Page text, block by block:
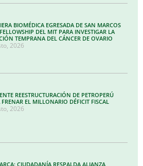
BIOMÉDICA EGRESADA DE SAN MARCOS
DEL MIT PARA INVESTIGAR LA
TEMPRANA DEL CÁNCER DE OVARIO
2026
REESTRUCTURACIÓN DE PETROPERÚ
FRENAR EL MILLONARIO DÉFICIT FISCAL
2026
CIUDADANÍA RESPALDA ALIANZA